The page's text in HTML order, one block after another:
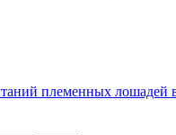
племенных лошадей